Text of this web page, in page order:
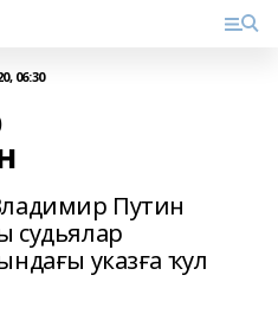
06:30
Путин
судьялар
указға ҡул